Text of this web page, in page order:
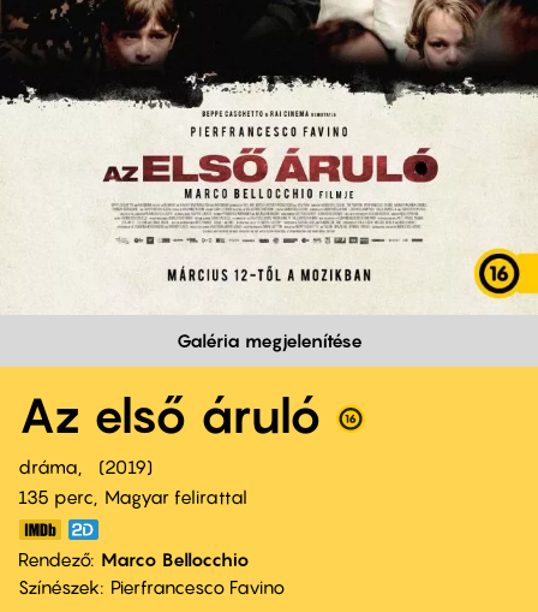
Galéria megjelenítése
Az első áruló
dráma
2019
135 perc,
Magyar felirattal
Rendező Marco Bellocchio
Színészek
Pierfrancesco Favino